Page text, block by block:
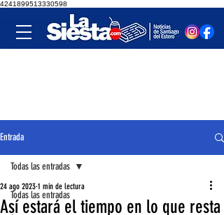
4241899513330598
Entrada
Todas las entradas
Todas las entradas
Así estará el tiempo en lo que resta
24 ago 2023 1 min de lectura